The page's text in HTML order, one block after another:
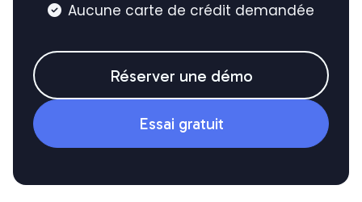
 Aucune carte de crédit demandée
Réserver une démo
Essai gratuit